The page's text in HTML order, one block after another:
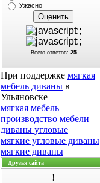
Ужасно
Всего ответов: 25
При поддержке мягкая
мебель диваны в
Ульяновске
мягкая мебель
производство мебели
диваны угловые
мягкие угловые диваны
мягкие диваны
Друзья сайта
!